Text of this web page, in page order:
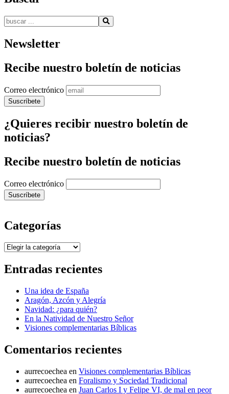
Buscar:
Newsletter
Recibe nuestro boletín de noticias
Correo electrónico
¿Quieres recibir nuestro boletín de
noticias?
Recibe nuestro boletín de noticias
Correo electrónico
Categorías
Categorías
Entradas recientes
Una idea de España
Aragón, Azcón y Alegría
Navidad: ¿para quién?
En la Natividad de Nuestro Señor
Visiones complementarias Bíblicas
Comentarios recientes
aurrecoechea en Visiones complementarias Bíblicas
aurrecoechea en Foralismo y Sociedad Tradicional
aurrecoechea en Juan Carlos I y Felipe VI, de mal en peor